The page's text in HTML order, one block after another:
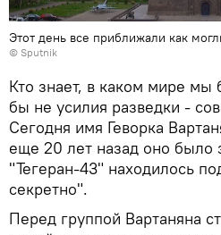
Этот день все приближали как
© Sputnik
Кто знает, в каком мире мы
бы не усилия разведки -
Сегодня имя Геворка
еще 20 лет назад оно было
"Тегеран-43" находилось
секретно".
Перед группой Вартаняна